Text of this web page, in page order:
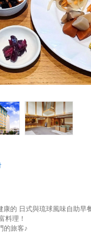
康的 日式與琉球風味自助早
料理！
的旅客♪